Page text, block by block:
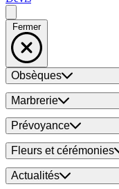
Fermer
Obsèques
Marbrerie
Prévoyance
Fleurs et cérémonies
Actualités